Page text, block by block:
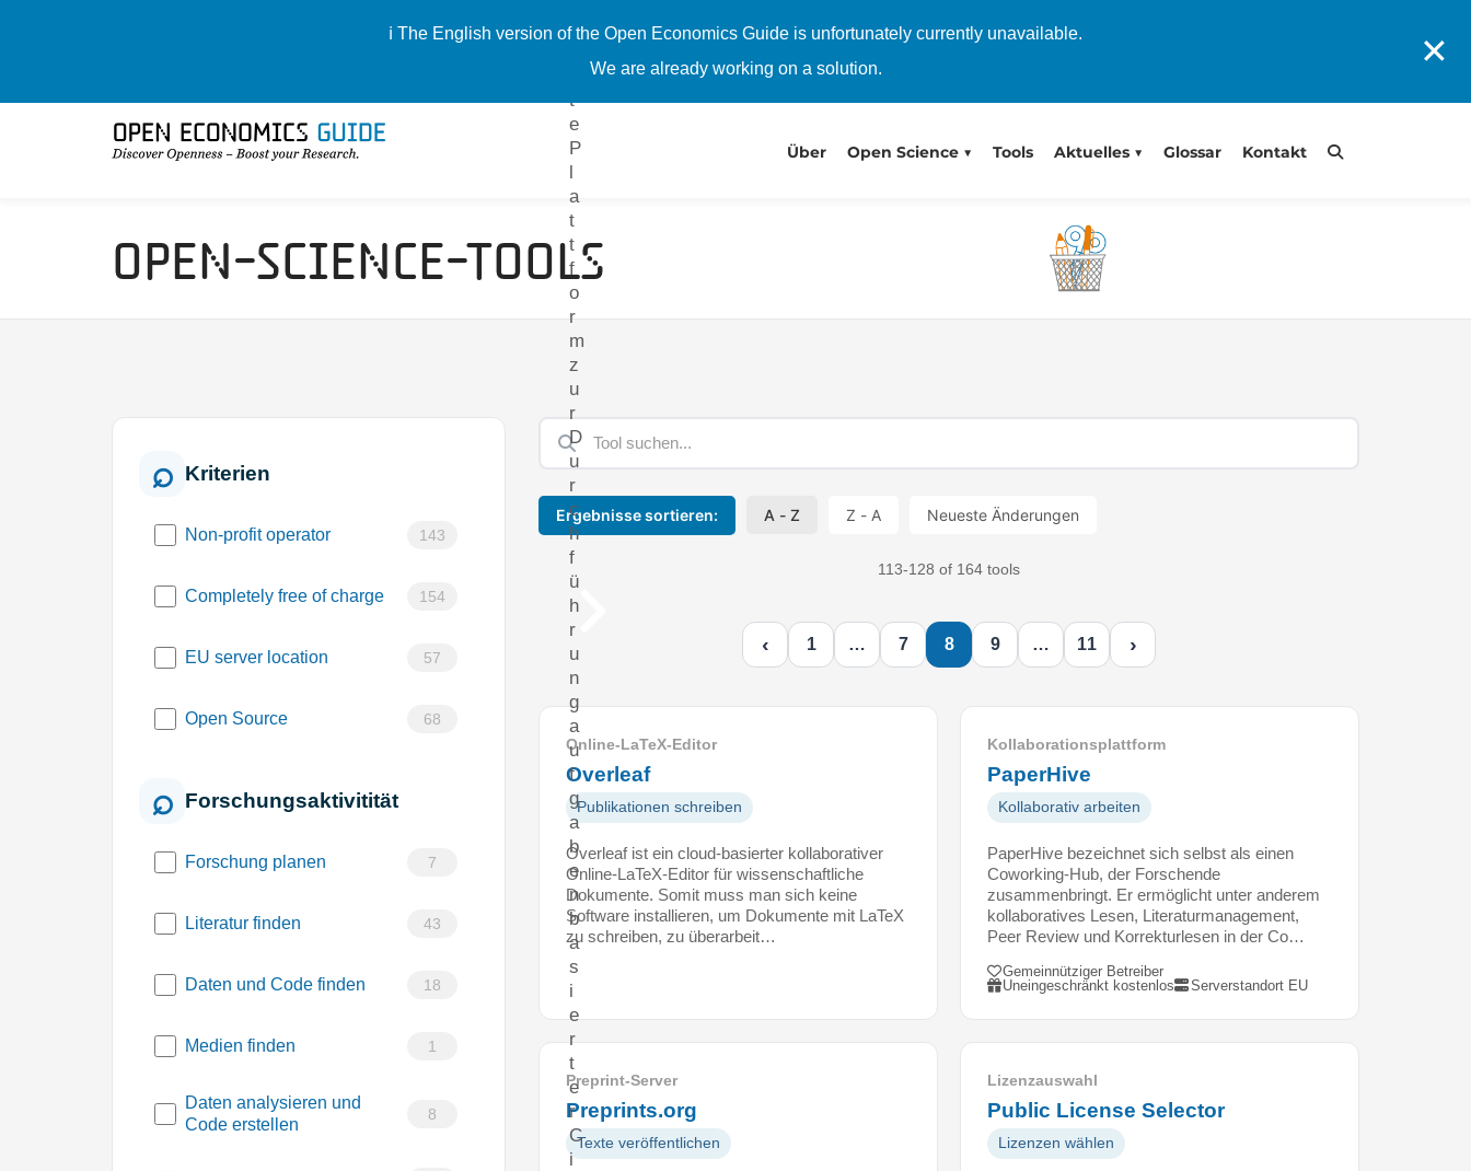
ℹ️ The English version of the Open Economics Guide is unfortunately currently unavailable.
We are already working on a solution.
✕
Über Open Science Tools Aktuelles Glossar Kontakt
Open-Science-Tools
Kriterien
Non-profit operator 143
Completely free of charge 154
EU server location 57
Open Source 68
Forschungsaktivitität
Forschung planen 7
Literatur finden 43
Daten und Code finden 18
Medien finden 1
Daten analysieren und
Code erstellen
8
Ergebnisse sortieren: A - Z Z - A Neueste Änderungen
113-128 of 164 tools
i
t
e
P
l
a
t
t
f
o
r
m
z
u
r
D
u
r
c
h
f
ü
h
r
u
n
g
a
u
f
g
a
b
e
n
b
a
s
i
e
r
t
e
r
C
i
‹ 1 … 7 8 9 … 11 ›
Online-LaTeX-Editor
Overleaf
Publikationen schreiben
Overleaf ist ein cloud-basierter kollaborativer
Online-LaTeX-Editor für wissenschaftliche
Dokumente. Somit muss man sich keine
Software installieren, um Dokumente mit LaTeX
zu schreiben, zu überarbeit…
Kollaborationsplattform
PaperHive
Kollaborativ arbeiten
PaperHive bezeichnet sich selbst als einen
Coworking-Hub, der Forschende
zusammenbringt. Er ermöglicht unter anderem
kollaboratives Lesen, Literaturmanagement,
Peer Review und Korrekturlesen in der Co…
Gemeinnütziger Betreiber
Uneingeschränkt kostenlos
Serverstandort EU
Preprint-Server
Preprints.org
Texte veröffentlichen
Lizenzauswahl
Public License Selector
Lizenzen wählen